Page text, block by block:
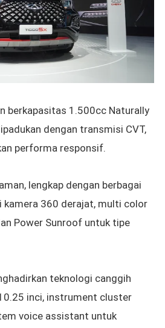
berkapasitas 1.500cc Naturally
dengan transmisi CVT,
performa responsif.
lengkap dengan berbagai
360 derajat, multi color
Power Sunroof untuk tipe
teknologi canggih
inci, instrument cluster
voice assistant untuk